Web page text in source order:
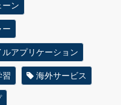
ーン
ー
ルアプリケーション
習 海外サービス